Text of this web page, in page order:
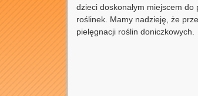
dzieci doskonałym miejscem
roślinek. Mamy nadzieję, że
pielęgnacji roślin doniczkowych.